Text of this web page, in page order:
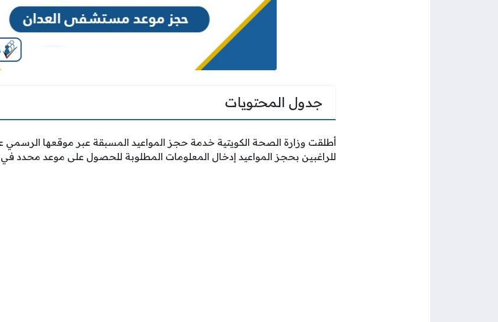
جدول المحتويات
أطلقت وزارة الصحة الكويتية خدمة حجز المواعيد المسبقة عبر موقعها
للراغبين بحجز المواعيد إدخال المعلومات المطلوبة للحصول على موعد محدد